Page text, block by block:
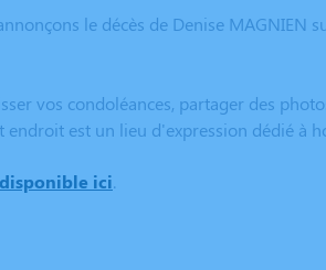
le décès de Denise
vos condoléances, partager des
endroit est un lieu d'expression dédié à
disponible ici.